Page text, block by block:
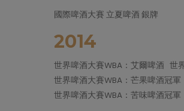
國際啤酒大賽 立夏啤酒 銀牌
2014
世界啤酒大賽WBA：艾爾啤酒 世
世界啤酒大賽WBA：芒果啤酒冠軍
世界啤酒大賽WBA：苦味啤酒冠軍